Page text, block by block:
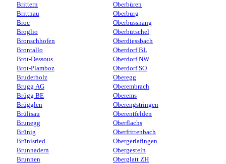
Brittern
Brittnau
Broc
Broglio
Bronschhofen
Brontallo
Brot-Dessous
Brot-Plamboz
Bruderholz
Brugg AG
Brügg BE
Brügglen
Brülisau
Brunegg
Brünig
Brünisried
Brunnadern
Brunnen
Oberbüren
Oberburg
Oberbussnang
Oberbütschel
Oberdiessbach
Oberdorf BL
Oberdorf NW
Oberdorf SO
Oberegg
Oberembrach
Oberems
Oberengstringen
Oberentfelden
Oberflachs
Oberfrittenbach
Obergerlafingen
Obergesteln
Oberglatt ZH